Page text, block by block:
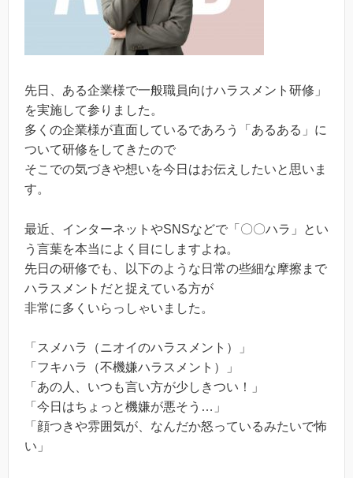
先日、ある企業様で一般職員向けハラスメント研修」
を実施して参りました。
多くの企業様が直面しているであろう「あるある」に
ついて研修をしてきたので
そこでの気づきや想いを今日はお伝えしたいと思いま
す。
最近、インターネットやSNSなどで「〇〇ハラ」とい
う言葉を本当によく目にしますよね。
先日の研修でも、以下のような日常の些細な摩擦まで
ハラスメントだと捉えている方が
非常に多くいらっしゃいました。
「スメハラ（ニオイのハラスメント）」
「フキハラ（不機嫌ハラスメント）」
「あの人、いつも言い方が少しきつい！」
「今日はちょっと機嫌が悪そう…」
「顔つきや雰囲気が、なんだか怒っているみたいで怖
い」